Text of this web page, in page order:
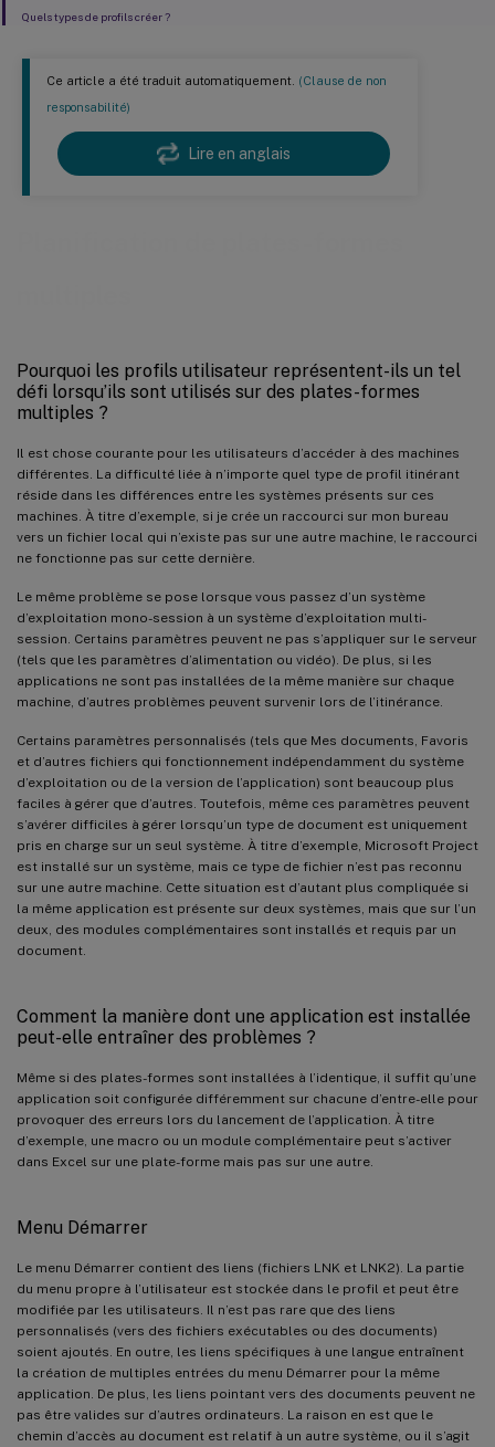
Ce article a été traduit automatiquement. (Clause de non
responsabilité)
Lire en anglais
Pourquoi les profils utilisateur représentent-ils un tel
défi lorsqu’ils sont utilisés sur des plates-formes
multiples ?
Il est chose courante pour les utilisateurs d’accéder à des machines
différentes. La difficulté liée à n’importe quel type de profil itinérant
réside dans les différences entre les systèmes présents sur ces
machines. À titre d’exemple, si je crée un raccourci sur mon bureau
vers un fichier local qui n’existe pas sur une autre machine, le raccourci
ne fonctionne pas sur cette dernière.
Le même problème se pose lorsque vous passez d’un système
d’exploitation mono-session à un système d’exploitation multi-
session. Certains paramètres peuvent ne pas s’appliquer sur le serveur
(tels que les paramètres d’alimentation ou vidéo). De plus, si les
applications ne sont pas installées de la même manière sur chaque
machine, d’autres problèmes peuvent survenir lors de l’itinérance.
Certains paramètres personnalisés (tels que Mes documents, Favoris
et d’autres fichiers qui fonctionnement indépendamment du système
d’exploitation ou de la version de l’application) sont beaucoup plus
faciles à gérer que d’autres. Toutefois, même ces paramètres peuvent
s’avérer difficiles à gérer lorsqu’un type de document est uniquement
pris en charge sur un seul système. À titre d’exemple, Microsoft Project
est installé sur un système, mais ce type de fichier n’est pas reconnu
sur une autre machine. Cette situation est d’autant plus compliquée si
la même application est présente sur deux systèmes, mais que sur l’un
deux, des modules complémentaires sont installés et requis par un
document.
Comment la manière dont une application est installée
peut-elle entraîner des problèmes ?
Même si des plates-formes sont installées à l’identique, il suffit qu’une
application soit configurée différemment sur chacune d’entre-elle pour
provoquer des erreurs lors du lancement de l’application. À titre
d’exemple, une macro ou un module complémentaire peut s’activer
dans Excel sur une plate-forme mais pas sur une autre.
Menu Démarrer
Le menu Démarrer contient des liens (fichiers LNK et LNK2). La partie
du menu propre à l’utilisateur est stockée dans le profil et peut être
modifiée par les utilisateurs. Il n’est pas rare que des liens
personnalisés (vers des fichiers exécutables ou des documents)
soient ajoutés. En outre, les liens spécifiques à une langue entraînent
la création de multiples entrées du menu Démarrer pour la même
application. De plus, les liens pointant vers des documents peuvent ne
pas être valides sur d’autres ordinateurs. La raison en est que le
chemin d’accès au document est relatif à un autre système, ou il s’agit
Quels types de profils créer ?